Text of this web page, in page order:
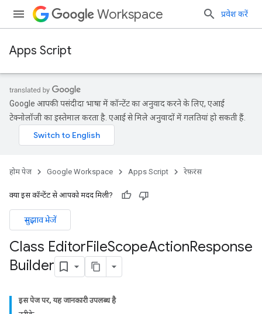
Workspace प्रवेश करें
Apps Script
Google आपकी पसंदीदा भाषा में कॉन्टेंट का अनुवाद करने के लिए, एआई
टेक्नोलॉजी का इस्तेमाल करता है. एआई से मिले अनुवादों में गलतियां हो सकती हैं.
होम पेज Google Workspace Apps Script रेफ़रंस
क्या इस कॉन्टेंट से आपको मदद मिली?
सुझाव भेजें
Class EditorFileScopeActionResponse
Builder
इस पेज पर, यह जानकारी उपलब्ध है